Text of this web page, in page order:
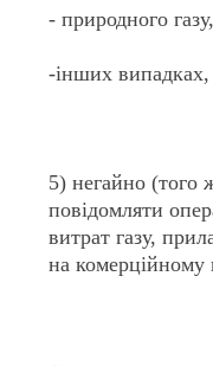
- природного
-інших
5) негайно (того
повідомляти
витрат газу,
на комерційному